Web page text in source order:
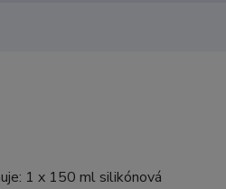
1 x 150 ml silikónová